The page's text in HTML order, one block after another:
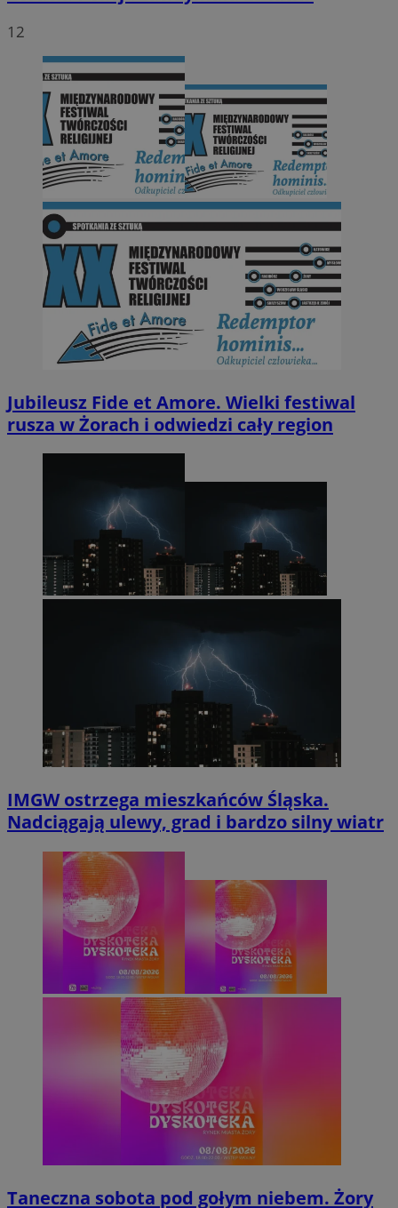
12
Jubileusz Fide et Amore. Wielki festiwal
rusza w Żorach i odwiedzi cały region
IMGW ostrzega mieszkańców Śląska.
Nadciągają ulewy, grad i bardzo silny wiatr
Taneczna sobota pod gołym niebem. Żory